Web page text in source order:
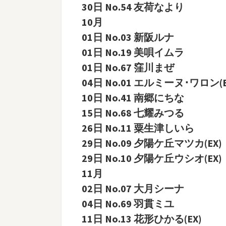
30日 No.54 友荷なより
10月
01日 No.03 新阪ルナ
01日 No.19 美唄イムラ
01日 No.67 窪川まぜ
04日 No.01 エルミーヌ･ワロン
10日 No.41 南郷にちな
15日 No.68 七耀みつる
26日 No.11 粟生津しいら
29日 No.09 夕陽ケ丘マツカ(EX)
29日 No.10 夕陽ケ丘ウシオ(EX)
11月
02日 No.07 大月シーナ
04日 No.69 羽貫ミユ
11日 No.13 花形ひかる(EX)